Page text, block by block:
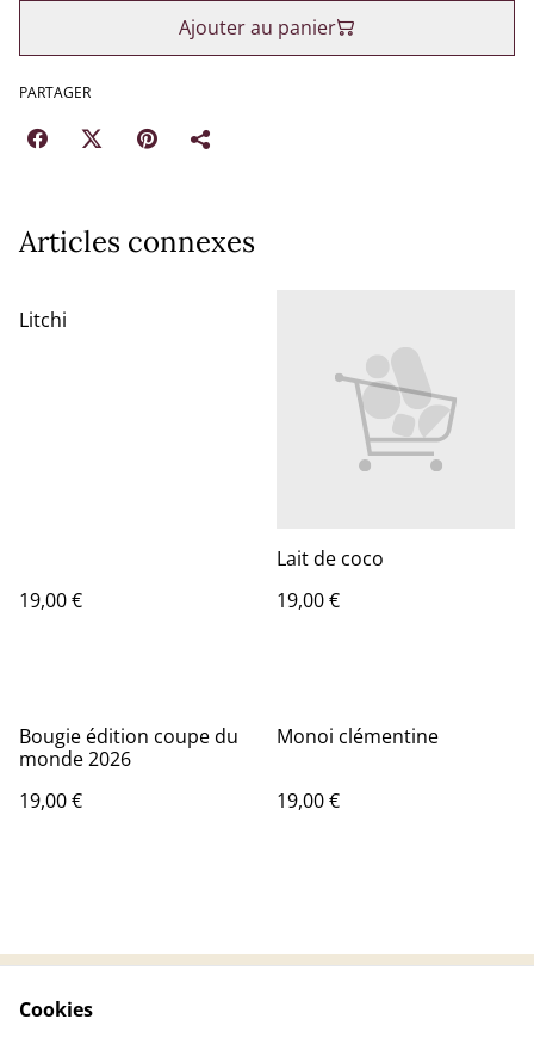
Ajouter au panier
PARTAGER
Articles connexes
Litchi
19,00 €
Lait de coco
19,00 €
Bougie édition coupe du
monde 2026
19,00 €
Monoi clémentine
19,00 €
Cookies